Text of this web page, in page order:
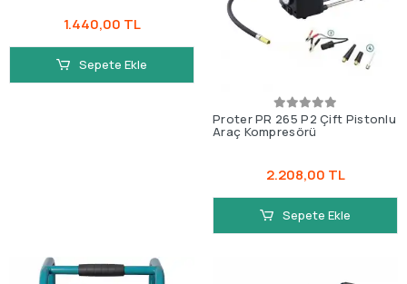
1.440,00 TL
Sepete Ekle
Proter PR 265 P2 Çift Pistonlu
Araç Kompresörü
2.208,00 TL
Sepete Ekle